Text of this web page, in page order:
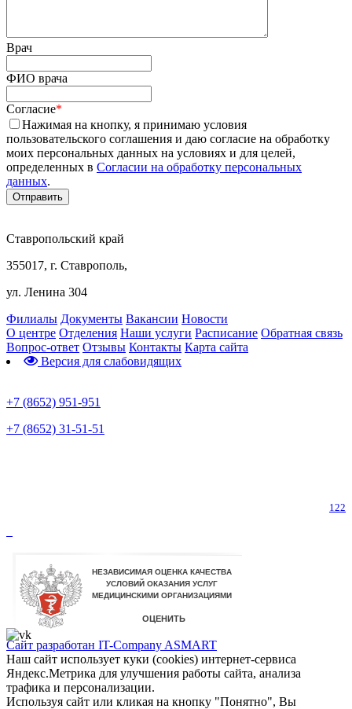
Врач
ФИО врача
Согласие*
Нажимая на кнопку, я принимаю условия
пользовательского соглашения и даю согласие на обработку
моих персональных данных на условиях и для целей,
определенных в Согласии на обработку персональных
данных.
Ставропольский край
355017, г. Ставрополь,
ул. Ленина 304
Филиалы Документы Вакансии Новости
О центре Отделения Наши услуги Расписание Обратная связь
Вопрос-ответ Отзывы Контакты Карта сайта
Версия для слабовидящих
+7 (8652) 951-951
+7 (8652) 31-51-51
122
Сайт разработан IT-Company ASMART
Наш сайт использует куки (cookies) интернет-сервиса
Яндекс.Метрика для улучшения работы сайта, анализа
трафика и персонализации.
Используя сайт или кликая на кнопку "Понятно", Вы